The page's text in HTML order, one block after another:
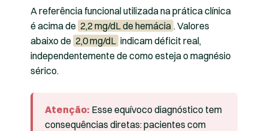
A referência funcional utilizada na prática clínica
é acima de 2,2 mg/dL de hemácia . Valores
abaixo de 2,0 mg/dL indicam déficit real,
independentemente de como esteja o magnésio
sérico.
Atenção: Esse equívoco diagnóstico tem
consequências diretas: pacientes com